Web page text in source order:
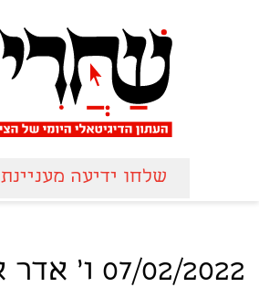
שלחו ידיעה מעניינת
07/02/2022 ו' אדר א'